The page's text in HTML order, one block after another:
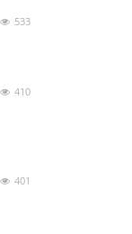
533
410
401